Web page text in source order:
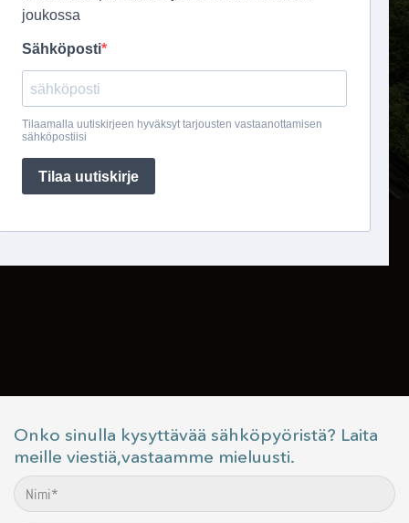
Onko sinulla kysyttävää sähköpyöristä? Laita
meille viestiä,vastaamme mieluusti.